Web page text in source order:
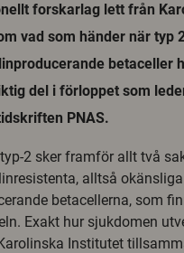
forskarlag lett från
vad som händer när typ
betaceller
del i förloppet som
PNAS.
2 sker framför allt två
alltså
betacellerna, som
Exakt hur sjukdomen
Institutet